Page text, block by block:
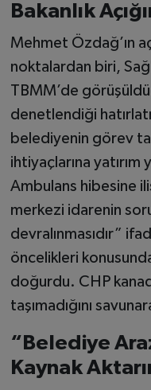
Bakanlık
Mehmet Özdağ’ın
noktalardan biri,
TBMM’de
denetlendiği
belediyenin görev
ihtiyaçlarına
Ambulans hibesine
merkezi idarenin
devralınmasıdır”
öncelikleri
doğurdu. CHP
taşımadığını
“Belediye
Kaynak